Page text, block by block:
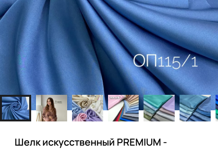
Шелк искусственный PREMIUM -